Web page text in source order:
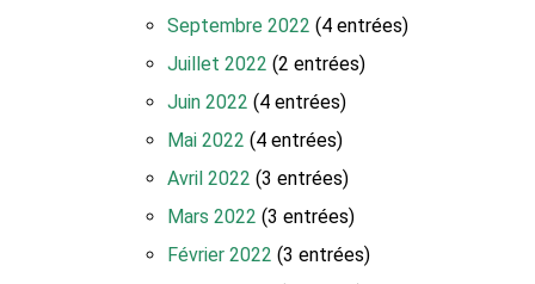
Septembre 2022 (4 entrées)
Juillet 2022 (2 entrées)
Juin 2022 (4 entrées)
Mai 2022 (4 entrées)
Avril 2022 (3 entrées)
Mars 2022 (3 entrées)
Février 2022 (3 entrées)